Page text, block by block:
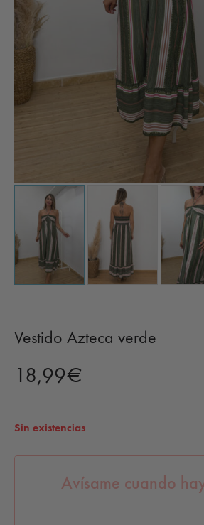
Vestido Azteca verde
18,99€
Sin existencias
Avísame cuando